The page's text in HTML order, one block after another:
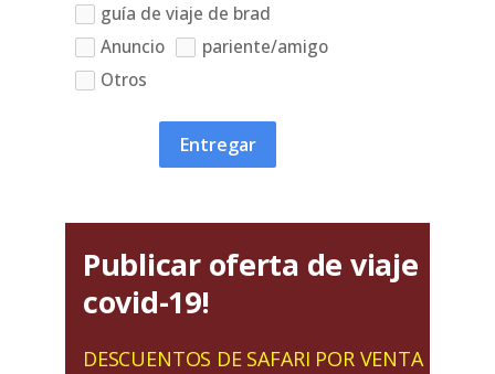
guía de viaje de brad
Anuncio
pariente/amigo
Otros
Entregar
Publicar oferta de viaje
covid-19!
DESCUENTOS DE SAFARI POR VENTA